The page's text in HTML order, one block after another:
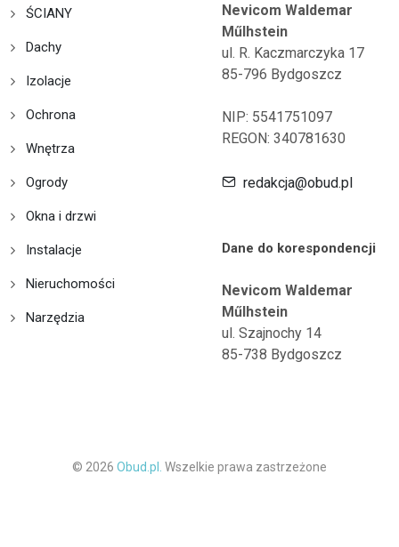
ŚCIANY
Dachy
Izolacje
Ochrona
Wnętrza
Ogrody
Okna i drzwi
Instalacje
Nieruchomości
Narzędzia
Nevicom Waldemar
Műlhstein
ul. R. Kaczmarczyka 17
85-796 Bydgoszcz
NIP: 5541751097
REGON: 340781630
redakcja@obud.pl
Dane do korespondencji
Nevicom Waldemar
Műlhstein
ul. Szajnochy 14
85-738 Bydgoszcz
© 2026 Obud.pl. Wszelkie prawa zastrzeżone